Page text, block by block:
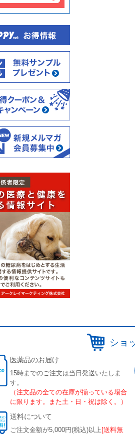
ショ
医薬品のお届け
15時までのご注文は当日発送いたしま
す。
（注文品の全ての在庫が揃っている場合
に限ります。また土・日・祝は除く。）
送料について
ご注文金額が5,000円(税込)以上 [送料無